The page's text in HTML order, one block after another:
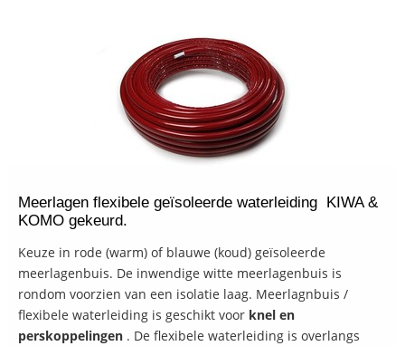
Meerlagen flexibele geïsoleerde waterleiding KIWA &
KOMO gekeurd.
Keuze in rode (warm) of blauwe (koud) geïsoleerde
meerlagenbuis. De inwendige witte meerlagenbuis is
rondom voorzien van een isolatie laag. Meerlagnbuis /
flexibele waterleiding is geschikt voor knel en
perskoppelingen . De flexibele waterleiding is overlangs